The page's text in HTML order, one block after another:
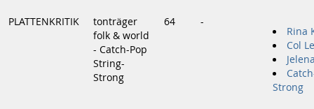
PLATTENKRITIK
tonträger
folk & world
- Catch-Pop
String-
Strong
64 -
Rina
Col
Strong